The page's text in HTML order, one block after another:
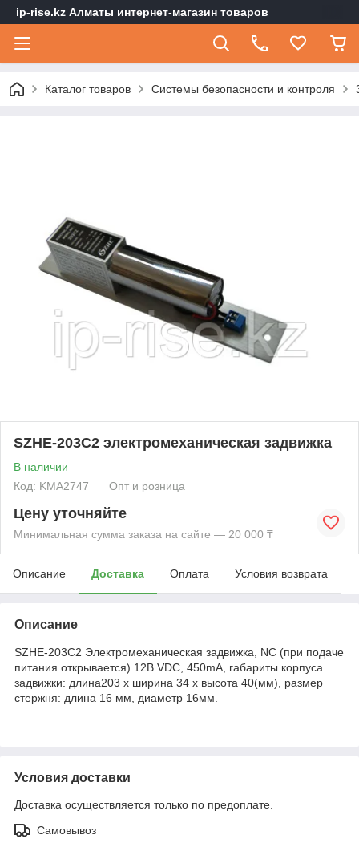
ip-rise.kz Алматы интернет-магазин товаров
Каталог товаров Системы безопасности и контроля
SZHE-203C2 электромеханическая задвижка
В наличии
Код: KMА2747
Опт и розница
Цену уточняйте
Минимальная сумма заказа на сайте — 20 000 ₸
Описание Доставка Оплата Условия возврата
Описание
SZHE-203C2 Электромеханическая задвижка, NC (при подаче
питания открывается) 12В VDC, 450mA, габариты корпуса
задвижки: длина203 x ширина 34 x высота 40(мм), размер
стержня: длина 16 мм, диаметр 16мм.
Условия доставки
Доставка осуществляется только по предоплате.
Самовывоз